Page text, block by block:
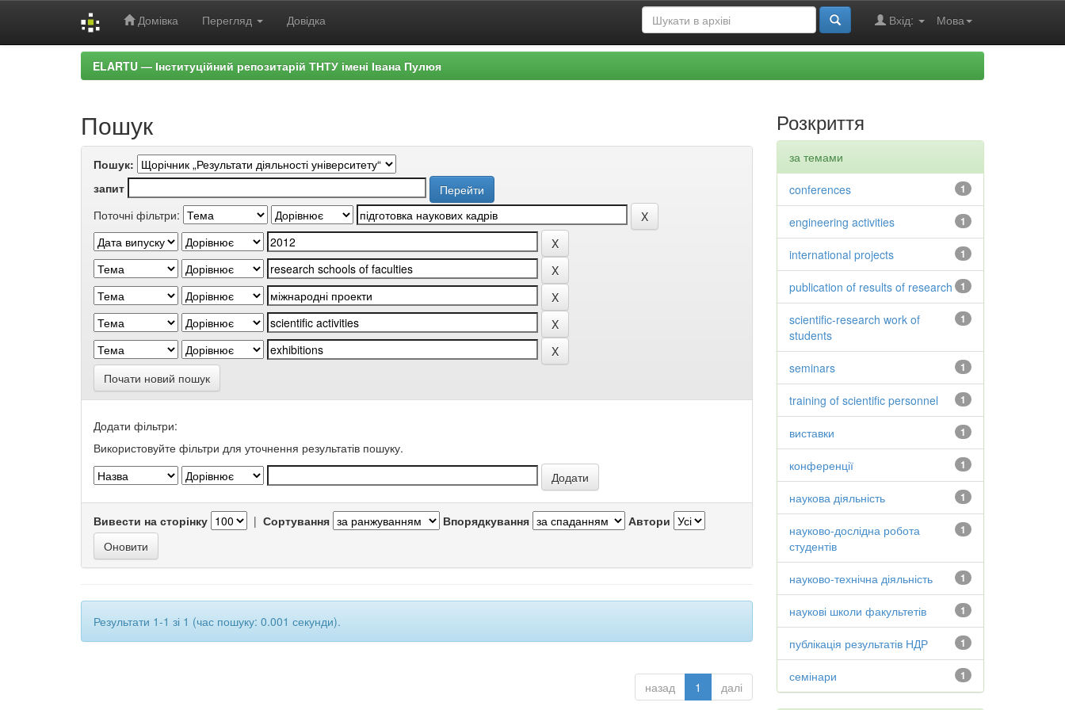
Домівка Перегляд Довідка Мова
Вхід:
ELARTU — Інституційний репозитарій ТНТУ імені Івана Пулюя
Пошук
Пошук:
запит
Поточні фільтри:
Почати новий пошук
Додати фільтри:
Використовуйте фільтри для уточнення результатів пошуку.
Вивести на сторінку | Сортування Впорядкування Автори
Результати 1-1 зі 1 (час пошуку: 0.001 секунди).
назад 1 далі
Розкриття
за темами
1
conferences
1
engineering activities
1
international projects
1
publication of results of research
1
scientific-research work of
students
1
seminars
1
training of scientific personnel
1
виставки
1
конференції
1
наукова діяльність
1
науково-дослідна робота
студентів
1
науково-технічна діяльність
1
наукові школи факультетів
1
публікація результатів НДР
1
семінари